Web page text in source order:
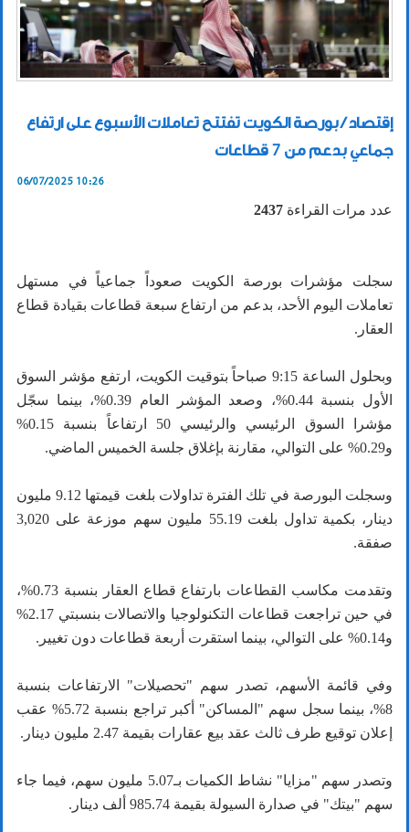
إقتصاد / بورصة الكويت تفتتح تعاملات الأسبوع على ارتفاع
جماعي بدعم من 7 قطاعات
06/07/2025 10:26
عدد مرات القراءة 2437
سجلت مؤشرات بورصة الكويت صعوداً جماعياً في مستهل
تعاملات اليوم الأحد، بدعم من ارتفاع سبعة قطاعات بقيادة قطاع
العقار.
وبحلول الساعة 9:15 صباحاً بتوقيت الكويت، ارتفع مؤشر السوق
الأول بنسبة 0.44%، وصعد المؤشر العام 0.39%، بينما سجّل
مؤشرا السوق الرئيسي والرئيسي 50 ارتفاعاً بنسبة 0.15%
و0.29% على التوالي، مقارنة بإغلاق جلسة الخميس الماضي.
وسجلت البورصة في تلك الفترة تداولات بلغت قيمتها 9.12 مليون
دينار، بكمية تداول بلغت 55.19 مليون سهم موزعة على 3,020
صفقة.
وتقدمت مكاسب القطاعات بارتفاع قطاع العقار بنسبة 0.73%،
في حين تراجعت قطاعات التكنولوجيا والاتصالات بنسبتي 2.17%
و0.14% على التوالي، بينما استقرت أربعة قطاعات دون تغيير.
وفي قائمة الأسهم، تصدر سهم "تحصيلات" الارتفاعات بنسبة
8%، بينما سجل سهم "المساكن" أكبر تراجع بنسبة 5.72% عقب
إعلان توقيع طرف ثالث عقد بيع عقارات بقيمة 2.47 مليون دينار.
وتصدر سهم "مزايا" نشاط الكميات بـ5.07 مليون سهم، فيما جاء
سهم "بيتك" في صدارة السيولة بقيمة 985.74 ألف دينار.